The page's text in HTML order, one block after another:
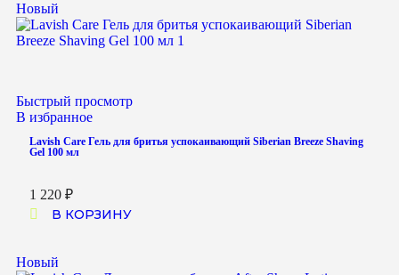
Новый
Быстрый просмотр
В избранное
Lavish Care Гель для бритья успокаивающий Siberian Breeze Shaving
Gel 100 мл
1 220 ₽
В КОРЗИНУ
Новый